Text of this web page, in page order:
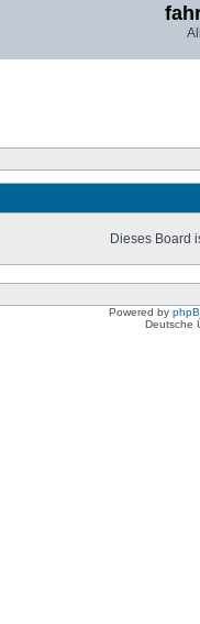
Dieses Board
Powered by
Deutsche